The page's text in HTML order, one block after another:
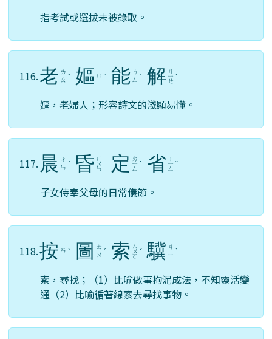
指考試或選拔未被錄取。
116.老 ㄌ
ㄠ ˇ 嫗 ㄩ ˋ 能 ㄋ
ㄥ
ˊ 解 ㄐ
ㄧ
ㄝ
ˇ
嫗，老婦人；形容詩文的淺顯易懂。
117. 晨
ㄔ
ㄣ ˊ 昏 ㄏ
ㄨ
ㄣ 定 ㄉ
ㄧ
ㄥ
ˋ 省 ㄒ
ㄧ
ㄥ
ˇ
子女侍奉父母的日常儀節。
118.按 ㄢ ˋ 圖
ㄊ
ㄨ ˊ 索 ㄙ
ㄨ
ㄛ
ˇ 驥 ㄐ
ㄧ ˋ
索，尋找；（1）比喻做事拘泥成法，不知靈活變
通（2）比喻循著線索去尋找事物。